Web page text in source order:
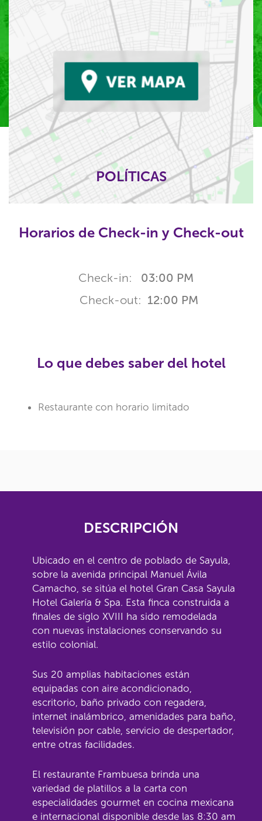
POLÍTICAS
Horarios de Check-in y Check-out
Check-in: 03:00 PM
Check-out: 12:00 PM
Lo que debes saber del hotel
Restaurante con horario limitado
DESCRIPCIÓN
Ubicado en el centro de poblado de Sayula,
sobre la avenida principal Manuel Ávila
Camacho, se sitúa el hotel Gran Casa Sayula
Hotel Galería & Spa. Esta finca construida a
finales de siglo XVIII ha sido remodelada
con nuevas instalaciones conservando su
estilo colonial.
Sus 20 amplias habitaciones están
equipadas con aire acondicionado,
escritorio, baño privado con regadera,
internet inalámbrico, amenidades para baño,
televisión por cable, servicio de despertador,
entre otras facilidades.
El restaurante Frambuesa brinda una
variedad de platillos a la carta con
especialidades gourmet en cocina mexicana
e internacional disponible desde las 8:30 am